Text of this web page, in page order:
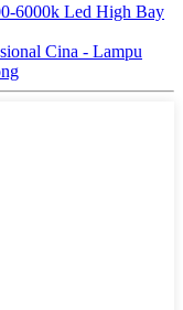
6000k Led High Bay
Cina - Lampu